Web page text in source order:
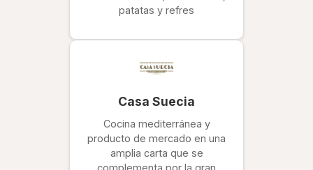
patatas y refres
Casa Suecia
Cocina mediterránea y
producto de mercado en una
amplia carta que se
complementa por la gran